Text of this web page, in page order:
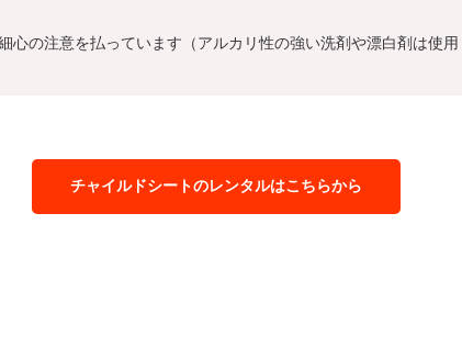
心の注意を払っています（アルカリ性の強い洗剤や漂白剤は使用
チャイルドシートのレンタルはこちらから